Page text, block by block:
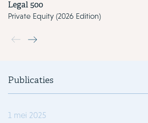
Legal 500
Private Equity (2026 Edition)
Publicaties
1 mei 2025